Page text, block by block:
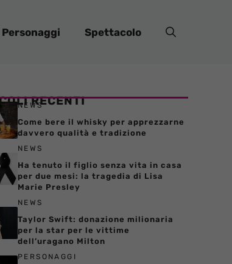
Personaggi Spettacolo
RECENTI
NEWS
Come bere il whisky per apprezzarne
davvero qualità e tradizione
NEWS
Ha tenuto il figlio senza vita in casa
per due mesi: la tragedia di Lisa
Marie Presley
NEWS
Taylor Swift: donazione milionaria
per la star per le vittime
dell’uragano Milton
PERSONAGGI